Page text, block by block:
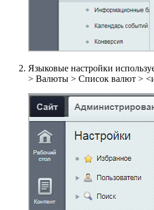
Языковые настройки
> Валюты > Список валют >